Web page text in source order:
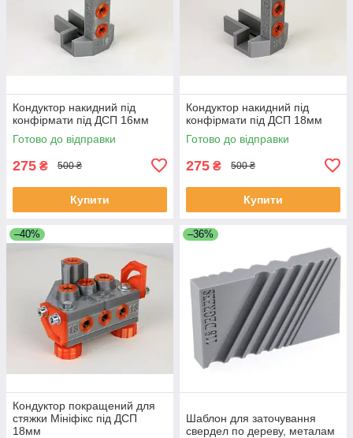
Кондуктор накидний під
конфірмати під ДСП 16мм
Готово до відправки
275 ₴ 500 ₴
Купити
Кондуктор накидний під
конфірмати під ДСП 18мм
Готово до відправки
275 ₴ 500 ₴
Купити
–40%
Кондуктор покращений для
стяжки Мініфікс під ДСП
18мм
–36%
Шаблон для заточування
свердел по дереву, металам